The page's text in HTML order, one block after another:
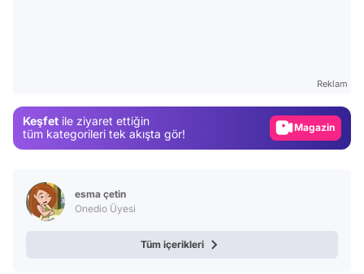
Reklam
Keşfet ile ziyaret ettiğin
tüm kategorileri tek akışta gör!
Magazin
esma çetin
Onedio Üyesi
Tüm içerikleri